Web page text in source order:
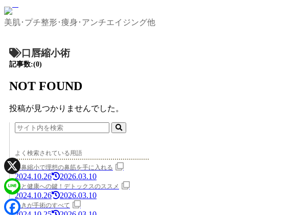
美肌･プチ整形･痩身･アンチエイジング他
口唇縮小術
記事数:(0)
NOT FOUND
投稿が見つかりませんでした。
よく検索されている用語
小鼻縮小で理想の鼻筋を手に入れる
2024.10.26 2026.03.10
美と健康への鍵！デトックスのススメ
2024.10.26 2026.03.10
わきが手術のすべて
X
Line